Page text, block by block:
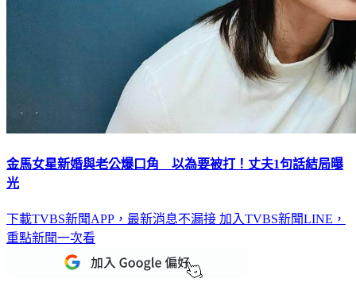
金馬女星新婚與老公爆口角 以為要被打！丈夫1句話結局曝
光
下載TVBS新聞APP，最新消息不漏接 加入TVBS新聞LINE，
重點新聞一次看